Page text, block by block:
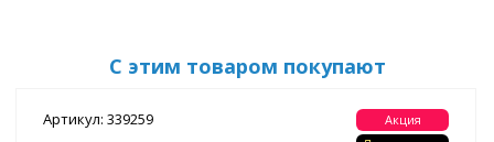
С этим товаром покупают
Артикул: 339259 Акция